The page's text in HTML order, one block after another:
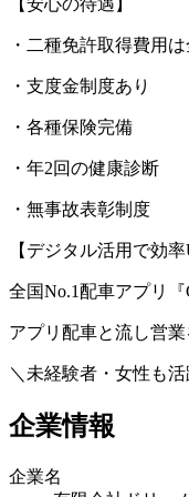
【安心の待遇】
・二種免許取得費用
・支度金制度あり
・各種保険完備
・年2回の健康診断
・無事故表彰制度
【デジタル活用で効率
全国No.1配車アプリ『
アプリ配車と流し営
＼未経験者・女性も
企業情報
企業名